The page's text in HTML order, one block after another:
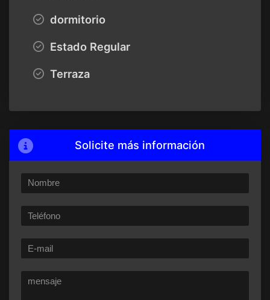
dormitorio
Estado Regular
Terraza
Solicite más información